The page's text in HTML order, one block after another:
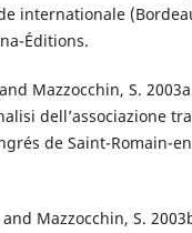
internationale
Éditions.
Mazzocchin, S.
dell’associazione
de Saint-Romain-
and Mazzocchin, S.